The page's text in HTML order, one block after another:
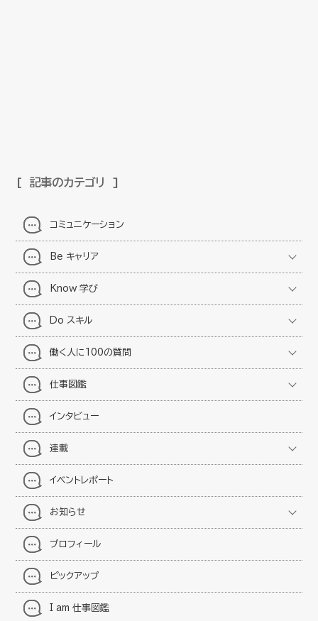
記事のカテゴリ
コミュニケーション
Be キャリア
Know 学び
Do スキル
働く人に100の質問
仕事図鑑
インタビュー
連載
イベントレポート
お知らせ
プロフィール
ピックアップ
I am 仕事図鑑